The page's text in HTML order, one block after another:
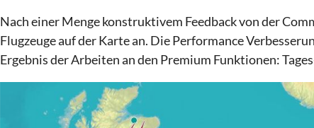
Nach einer Menge konstruktivem Feedback von der
Flugzeuge auf der Karte an. Die Performance
Ergebnis der Arbeiten an den Premium Funktionen: